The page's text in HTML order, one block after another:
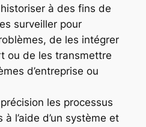
historiser à des fins de
surveiller pour
de les intégrer
ou de les transmettre
d’entreprise ou
les processus
l’aide d’un système et